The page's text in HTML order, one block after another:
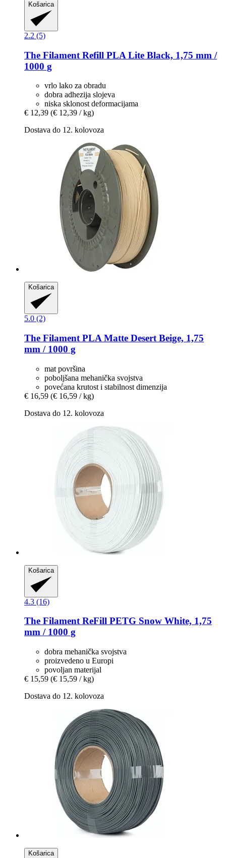
Košarica
2.2 (5)
The Filament Refill PLA Lite Black, 1,75 mm /
1000 g
vrlo lako za obradu
dobra adhezija slojeva
niska sklonost deformacijama
€ 12,39 (€ 12,39 / kg)
Dostava do 12. kolovoza
Košarica
5.0 (2)
The Filament PLA Matte Desert Beige, 1,75
mm / 1000 g
mat površina
poboljšana mehanička svojstva
povećana krutost i stabilnost dimenzija
€ 16,59 (€ 16,59 / kg)
Dostava do 12. kolovoza
Košarica
4.3 (16)
The FilamentReFill PETG Snow White, 1,75
mm / 1000 g
dobra mehanička svojstva
proizvedeno u Europi
povoljan materijal
€ 15,59 (€ 15,59 / kg)
Dostava do 12. kolovoza
Košarica